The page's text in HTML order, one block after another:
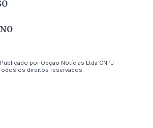
por Opção Notícias Ltda CNPJ
os direitos reservados.